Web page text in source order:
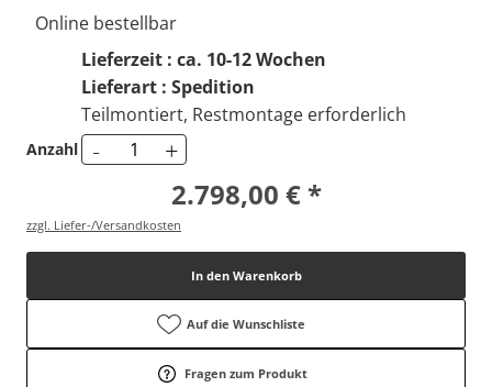
Online bestellbar
Lieferzeit : ca. 10-12 Wochen
Lieferart : Spedition
Teilmontiert, Restmontage erforderlich
Anzahl - +
2.798,00 € *
zzgl. Liefer-/Versandkosten
In den Warenkorb
Auf die Wunschliste
Fragen zum Produkt